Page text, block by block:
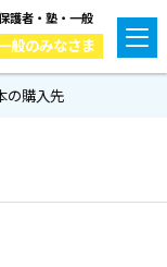
護者・塾・一般
般のみなさま
の購入先